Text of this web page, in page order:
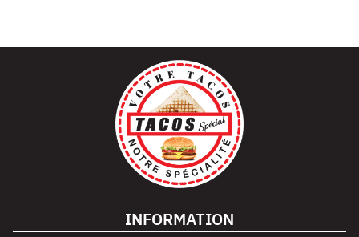
INFORMATION